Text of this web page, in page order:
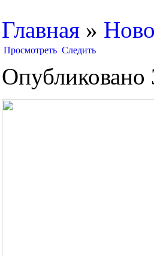
Главная »
Просмотреть Следить
Опубликовано